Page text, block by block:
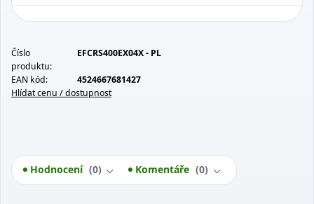
Číslo
produktu:
EFCRS400EX04X - PL
EAN kód:
4524667681427
Hlídat cenu / dostupnost
Hodnocení 0 Komentáře 0